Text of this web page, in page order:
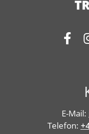
E-Mail:
Telefon: